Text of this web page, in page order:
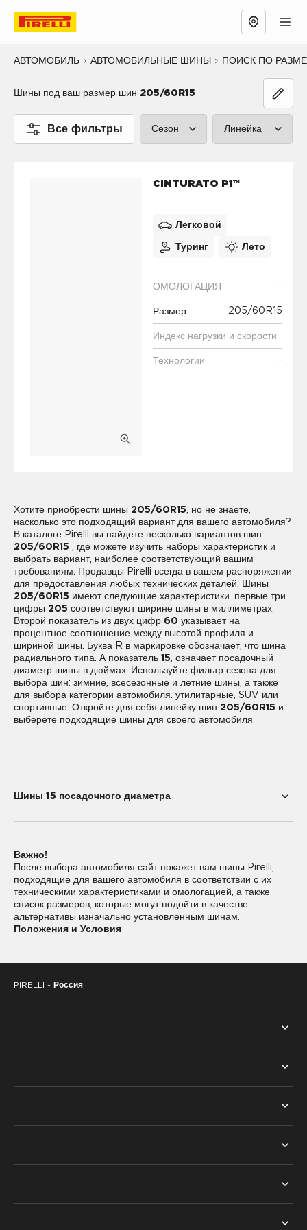
АВТОМОБИЛЬ АВТОМОБИЛЬНЫЕ ШИНЫ ПОИСК ПО
Шины под ваш размер шин 205/60R15
Все фильтры Сезон
Все сезоны (0)
Линейка
CINTURATO P1™
Легковой
Туринг Лето
ОМОЛОГАЦИЯ -
Размер 205/60R15
Индекс нагрузки и скорости
Технологии -
Хотите приобрести шины 205/60R15, но не знаете,
насколько это подходящий вариант для вашего автомобиля?
В каталоге Pirelli вы найдете несколько вариантов шин
205/60R15 , где можете изучить наборы характеристик и
выбрать вариант, наиболее соответствующий вашим
требованиям. Продавцы Pirelli всегда в вашем распоряжении
для предоставления любых технических деталей. Шины
205/60R15 имеют следующие характеристики: первые три
цифры 205 соответствуют ширине шины в миллиметрах.
Второй показатель из двух цифр 60 указывает на
процентное соотношение между высотой профиля и
шириной шины. Буква R в маркировке обозначает, что шина
радиального типа. А показатель 15, означает посадочный
диаметр шины в дюймах. Используйте фильтр сезона для
выбора шин: зимние, всесезонные и летние шины, а также
для выбора категории автомобиля: утилитарные, SUV или
спортивные. Откройте для себя линейку шин 205/60R15 и
выберете подходящие шины для своего автомобиля.
Шины 15 посадочного диаметра
175/55R15
185/55R15 185/60R15
185/65R15 195/50R15
195/65R15 205/60R15
Важно!
После выбора автомобиля сайт покажет вам шины Pirelli,
подходящие для вашего автомобиля в соответствии с их
техническими характеристиками и омологацией, а также
список размеров, которые могут подойти в качестве
альтернативы изначально установленным шинам.
Положения и Условия
PIRELLI - Россия
ПОИСК ПО СЕЗОНУ
ПОИСК ПО ТИПУ АВТОМОБИЛЯ
PNCS™
ASTON MARTIN
О ШИНАХ